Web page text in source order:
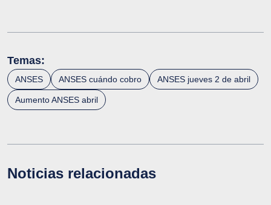
Temas:
ANSES ANSES cuándo cobro ANSES jueves 2 de abril
Aumento ANSES abril
Noticias relacionadas